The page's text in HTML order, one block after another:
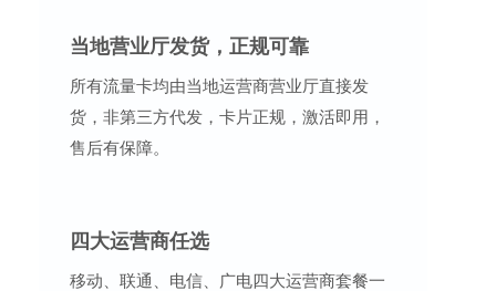
当地营业厅发货，正规可靠
所有流量卡均由当地运营商营业厅直接发
货，非第三方代发，卡片正规，激活即用，
售后有保障。
四大运营商任选
移动、联通、电信、广电四大运营商套餐一